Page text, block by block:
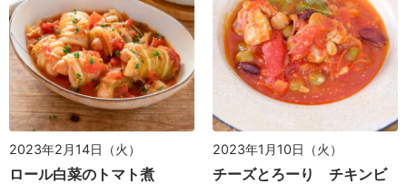
2023年2月14日（火）
ロール白菜のトマト煮
2023年1月10日（火）
チーズとろーり チキンビ